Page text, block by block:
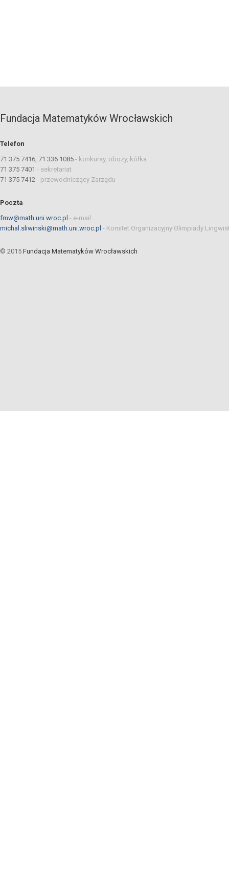
Fundacja Matematyków Wrocławskich
Telefon
71 375 7416, 71 336 1085 - konkursy, obozy, kółka
71 375 7401 - sekretariat
71 375 7412 - przewodniczący Zarządu
Poczta
fmw@math.uni.wroc.pl - e-mail
michal.sliwinski@math.uni.wroc.pl - Komitet Organizacyjny Olimpiady
© 2015 Fundacja Matematyków Wrocławskich